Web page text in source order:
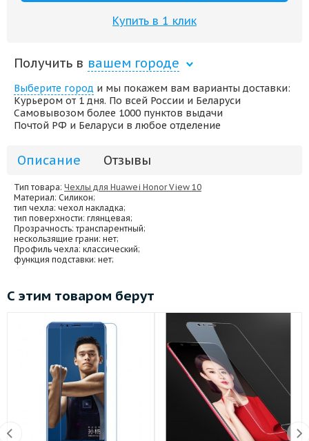
Купить в 1 клик
Получить в вашем городе
Выберите город и мы покажем вам варианты доставки:
Курьером от 1 дня. По всей России и Беларуси
Самовывозом более 1000 пунктов выдачи
Почтой РФ и Беларуси в любое отделение
Описание Отзывы
Тип товара: Чехлы для Huawei Honor View 10
Материал: Силикон;
тип чехла: чехол накладка;
тип поверхности: глянцевая;
Прозрачность: транспарентный;
нескользящие грани: нет;
Профиль чехла: классический;
функция подставки: нет;
С этим товаром берут